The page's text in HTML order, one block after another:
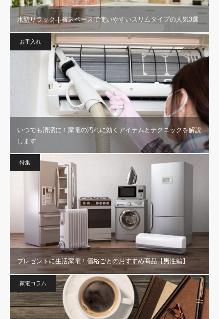
水切りラック｜省スペースで使いやすいスリムタイプの人気3選
お手入れ
いつでも清潔に！家電の汚れに効くアイテムとテクニックを解説
します
特集
プレゼントに生活家電！価格ごとのおすすめ商品【男性編】
家電コラム